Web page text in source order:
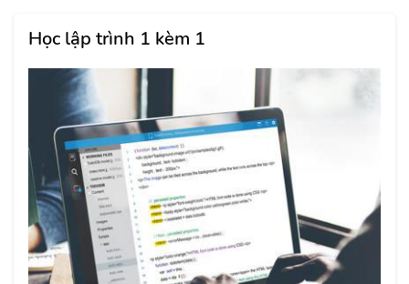
Học lập trình 1 kèm 1